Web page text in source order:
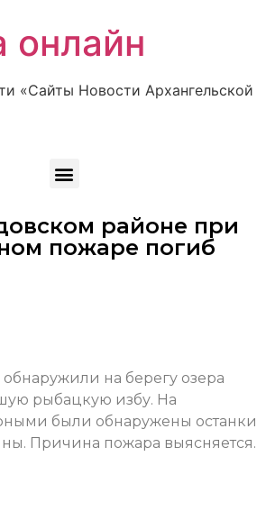
онлайн
«Сайты Новости Архангельской
районе при
пожаре погиб
на берегу озера
рыбацкую избу. На
были обнаружены останки
Причина пожара выясняется.